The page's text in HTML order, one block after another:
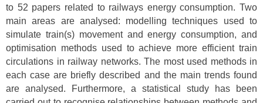
to 52 papers related to railways energy consumption. Two
main areas are analysed: modelling techniques used to
simulate train(s) movement and energy consumption, and
optimisation methods used to achieve more efficient train
circulations in railway networks. The most used methods in
each case are briefly described and the main trends found
are analysed. Furthermore, a statistical study has been